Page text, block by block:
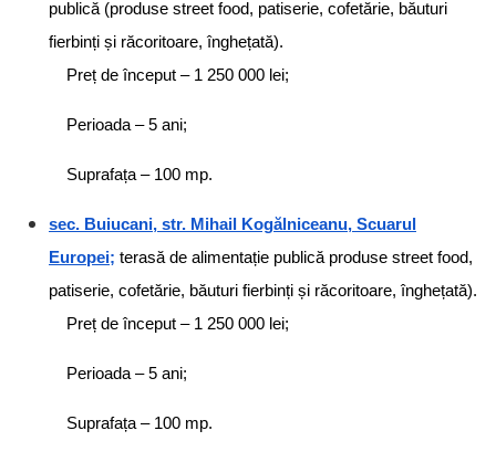
publică (produse street food, patiserie, cofetărie, băuturi
fierbinți și răcoritoare, înghețată).
Preț de început – 1 250 000 lei;
Perioada – 5 ani;
Suprafața – 100 mp.
sec. Buiucani, str. Mihail Kogălniceanu, Scuarul
Europei; terasă de alimentație publică produse street food,
patiserie, cofetărie, băuturi fierbinți și răcoritoare, înghețată).
Preț de început – 1 250 000 lei;
Perioada – 5 ani;
Suprafața – 100 mp.